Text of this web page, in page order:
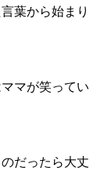
葉から始まり
マが笑ってい
だったら大丈